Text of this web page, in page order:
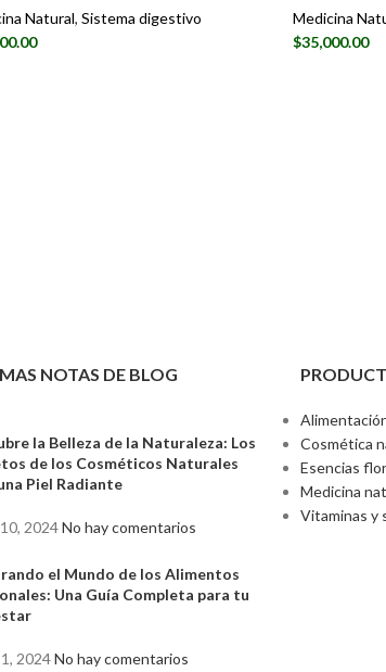
Natural, Sistema digestivo
Medicina
$35,000.00
NOTAS DE BLOG
la Belleza de la Naturaleza: Los
de los Cosméticos Naturales
Piel Radiante
2024No hay comentarios
el Mundo de los Alimentos
Una Guía Completa para tu
2024No hay comentarios
Cosmética
Esencias
Medicina
Vitaminas y